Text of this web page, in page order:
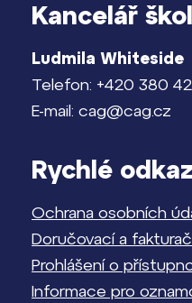
Kancelář
Ludmila Whiteside
Telefon: +420 380
E-mail: cag@cag.cz
Rychlé
Ochrana osobních
Doručovací a
Prohlášení o
Informace pro